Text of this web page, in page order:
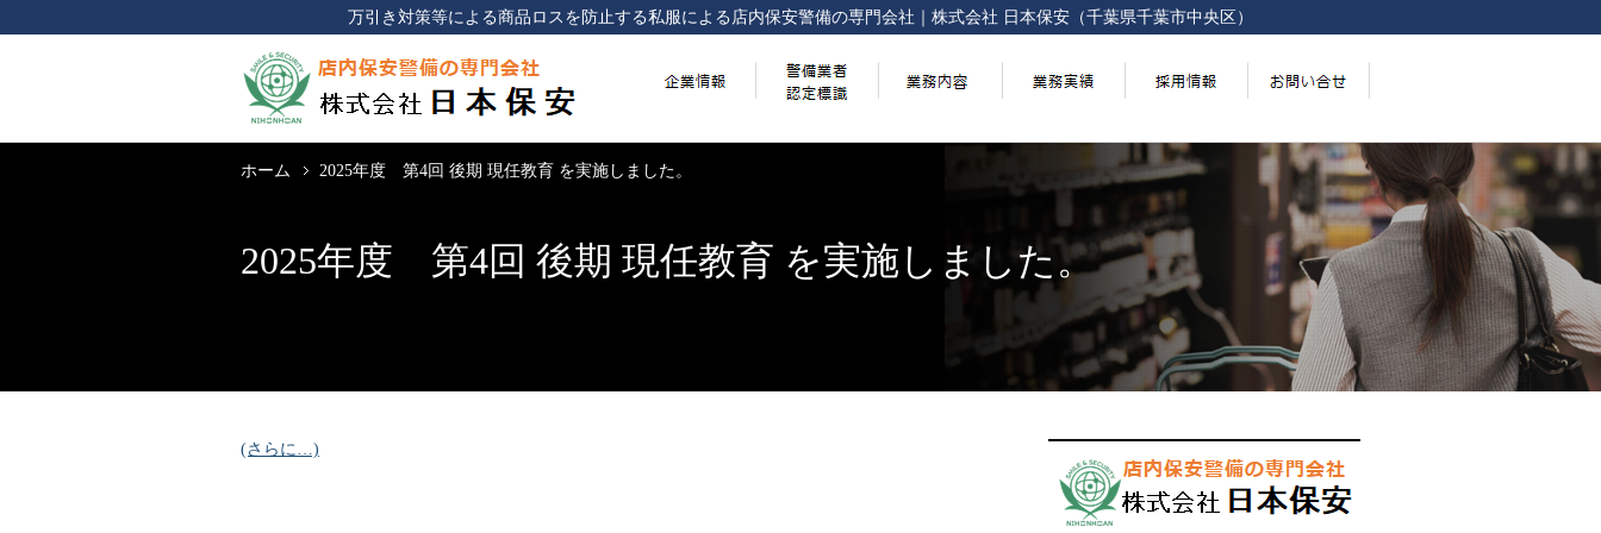
万引き対策等による商品ロスを防止する私服による店内保安警備の専門会社 株式会社 日本保安（千葉県千葉市中央区）
ホーム 2025年度 第4回 後期 現任教育 を実施しました。
2025年度 第4回 後期 現任教育 を実施しました。
(さらに…)